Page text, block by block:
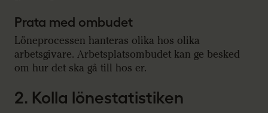
Prata med ombudet
Löneprocessen hanteras olika hos olika
arbetsgivare. Arbetsplatsombudet kan ge besked
om hur det ska gå till hos er.
2. Kolla lönestatistiken